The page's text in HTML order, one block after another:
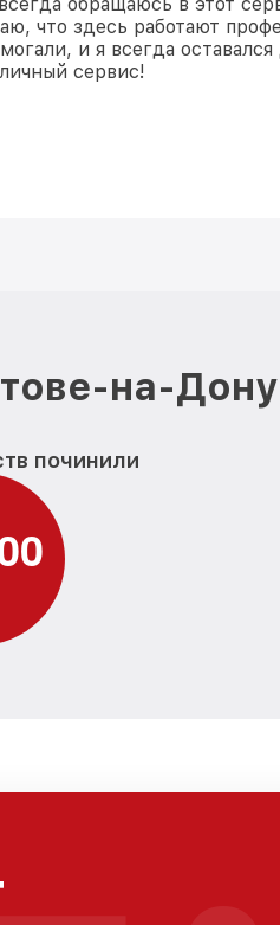
что здесь работают
и я всегда
сервис!
на-
починили
0